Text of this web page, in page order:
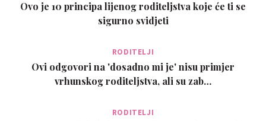
Ovo je 10 principa lijenog roditeljstva koje će ti se
sigurno svidjeti
RODITELJI
Ovi odgovori na 'dosadno mi je' nisu primjer
vrhunskog roditeljstva, ali su zab…
RODITELJI